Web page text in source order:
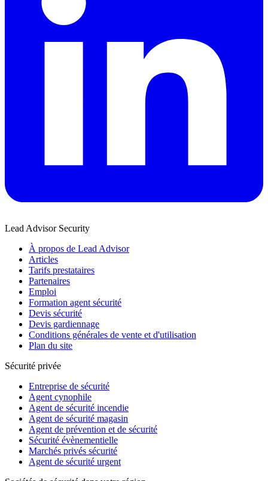
Lead Advisor Security
À propos de Lead Advisor
Articles
Tarifs prestataires
Partenaires
Emploi
Formation agent sécurité
Devis sécurité
Devis gardiennage
Conditions générales de vente et d'utilisation
Plan du site
Sécurité privée
Entreprise de sécurité
Agent cynophile
Agent de sécurité incendie
Agent de sécurité magasin
Agent de prévention et de sécurité
Sécurité évènementielle
Marchés privés sécurité
Agent de sécurité urgent